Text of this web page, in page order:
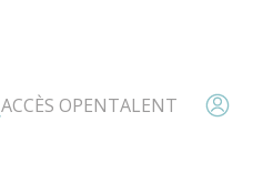
ACCÈS OPENTALENT